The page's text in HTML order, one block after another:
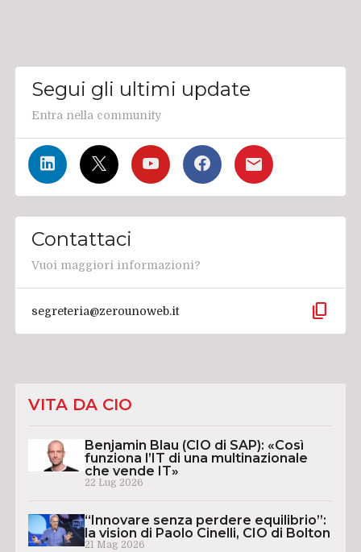
Segui gli ultimi update
Entra nella community
Contattaci
Vuoi maggiori informazioni?
segreteria@zerounoweb.it content_copy
VITA DA CIO
Benjamin Blau (CIO di SAP): «Così
funziona l’IT di una multinazionale
che vende IT»
22 Lug 2026
“Innovare senza perdere equilibrio”:
la vision di Paolo Cinelli, CIO di Bolton
21 Mag 2026